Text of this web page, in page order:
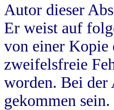
Autor dieser
Er weist auf
von einer Kopie
zweifelsfreie
worden. Bei der
gekommen